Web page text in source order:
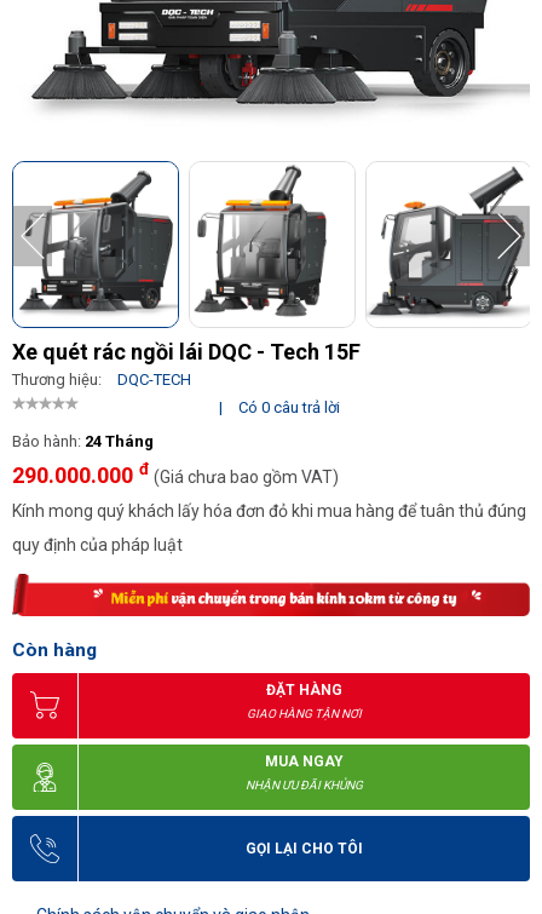
Xe quét rác ngồi lái DQC - Tech 15F
Thương hiệu:
DQC-TECH
|
Có 0 câu trả lời
Bảo hành: 24 Tháng
290.000.000 đ (Giá chưa bao gồm VAT)
Kính mong quý khách lấy hóa đơn đỏ khi mua hàng để tuân thủ đúng
quy định của pháp luật
Còn hàng
ĐẶT HÀNG
GIAO HÀNG TẬN NƠI
MUA NGAY
NHẬN ƯU ĐÃI KHỦNG
GỌI LẠI CHO TÔI